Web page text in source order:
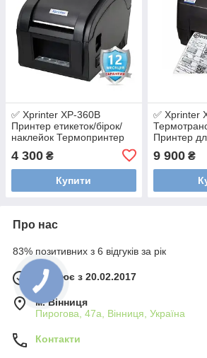
✅ Xprinter XP-360B
Принтер етикеток/бірок/
наклейок Термопринтер
4 300 ₴
Купити
✅ Xprinter
Принтер
етикеток/
одягу
9 900₴
Про нас
83% позитивних з 6 відгуків за рік
Працює з 20.02.2017
м. Вінниця
Пирогова, 47а, Вінниця, Україна
Контакти